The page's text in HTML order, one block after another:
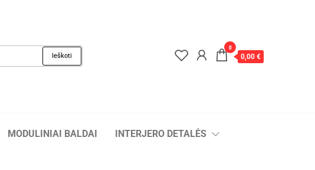
Ieškoti
0
0,00 €
MODULINIAI BALDAI INTERJERO DETALĖS